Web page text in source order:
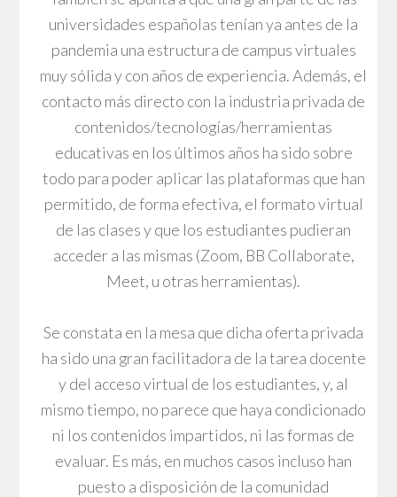
universidades españolas tenían ya antes de la
pandemia una estructura de campus virtuales
muy sólida y con años de experiencia. Además, el
contacto más directo con la industria privada de
contenidos/tecnologías/herramientas
educativas en los últimos años ha sido sobre
todo para poder aplicar las plataformas que han
permitido, de forma efectiva, el formato virtual
de las clases y que los estudiantes pudieran
acceder a las mismas (Zoom, BB Collaborate,
Meet, u otras herramientas).
Se constata en la mesa que dicha oferta privada
ha sido una gran facilitadora de la tarea docente
y del acceso virtual de los estudiantes, y, al
mismo tiempo, no parece que haya condicionado
ni los contenidos impartidos, ni las formas de
evaluar. Es más, en muchos casos incluso han
puesto a disposición de la comunidad